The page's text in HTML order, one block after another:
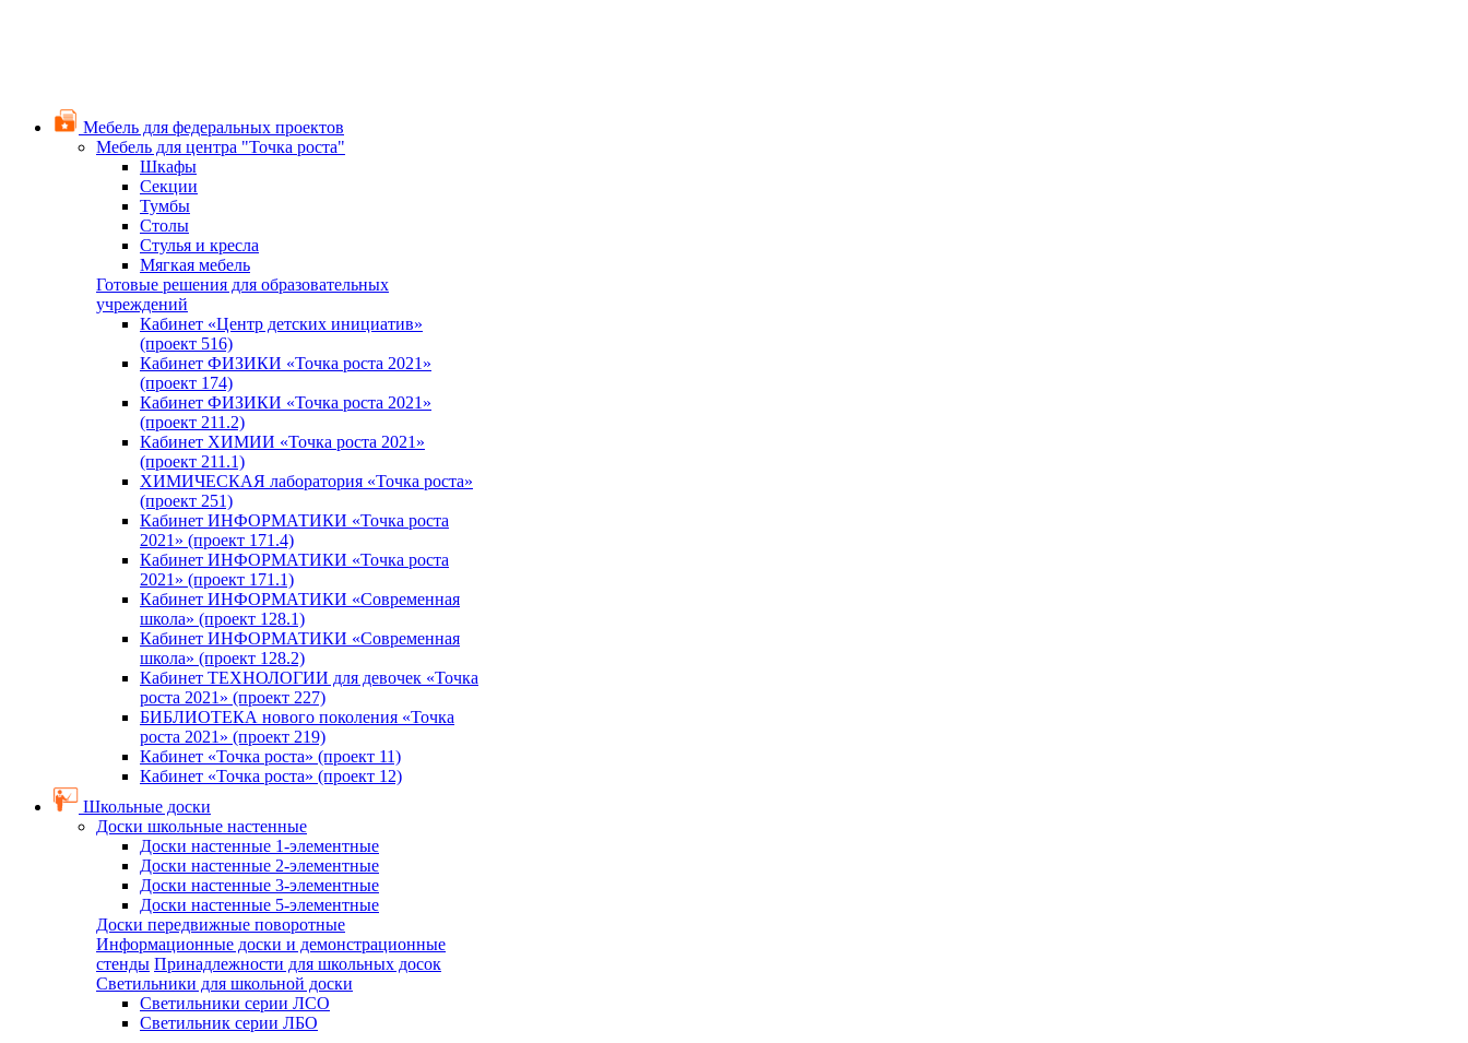
Мебель для федеральных проектов
Мебель для центра "Точка роста"
Шкафы
Секции
Тумбы
Столы
Стулья и кресла
Мягкая мебель
Готовые решения для образовательных
учреждений
Кабинет «Центр детских инициатив»
(проект 516)
Кабинет ФИЗИКИ «Точка роста 2021»
(проект 174)
Кабинет ФИЗИКИ «Точка роста 2021»
(проект 211.2)
Кабинет ХИМИИ «Точка роста 2021»
(проект 211.1)
ХИМИЧЕСКАЯ лаборатория «Точка роста»
(проект 251)
Кабинет ИНФОРМАТИКИ «Точка роста
2021» (проект 171.4)
Кабинет ИНФОРМАТИКИ «Точка роста
2021» (проект 171.1)
Кабинет ИНФОРМАТИКИ «Современная
школа» (проект 128.1)
Кабинет ИНФОРМАТИКИ «Современная
школа» (проект 128.2)
Кабинет ТЕХНОЛОГИИ для девочек «Точка
роста 2021» (проект 227)
БИБЛИОТЕКА нового поколения «Точка
роста 2021» (проект 219)
Кабинет «Точка роста» (проект 11)
Кабинет «Точка роста» (проект 12)
Школьные доски
Доски школьные настенные
Доски настенные 1-элементные
Доски настенные 2-элементные
Доски настенные 3-элементные
Доски настенные 5-элементные
Доски передвижные поворотные
Информационные доски и демонстрационные
стенды Принадлежности для школьных досок
Светильники для школьной доски
Светильники серии ЛСО
Светильник серии ЛБО